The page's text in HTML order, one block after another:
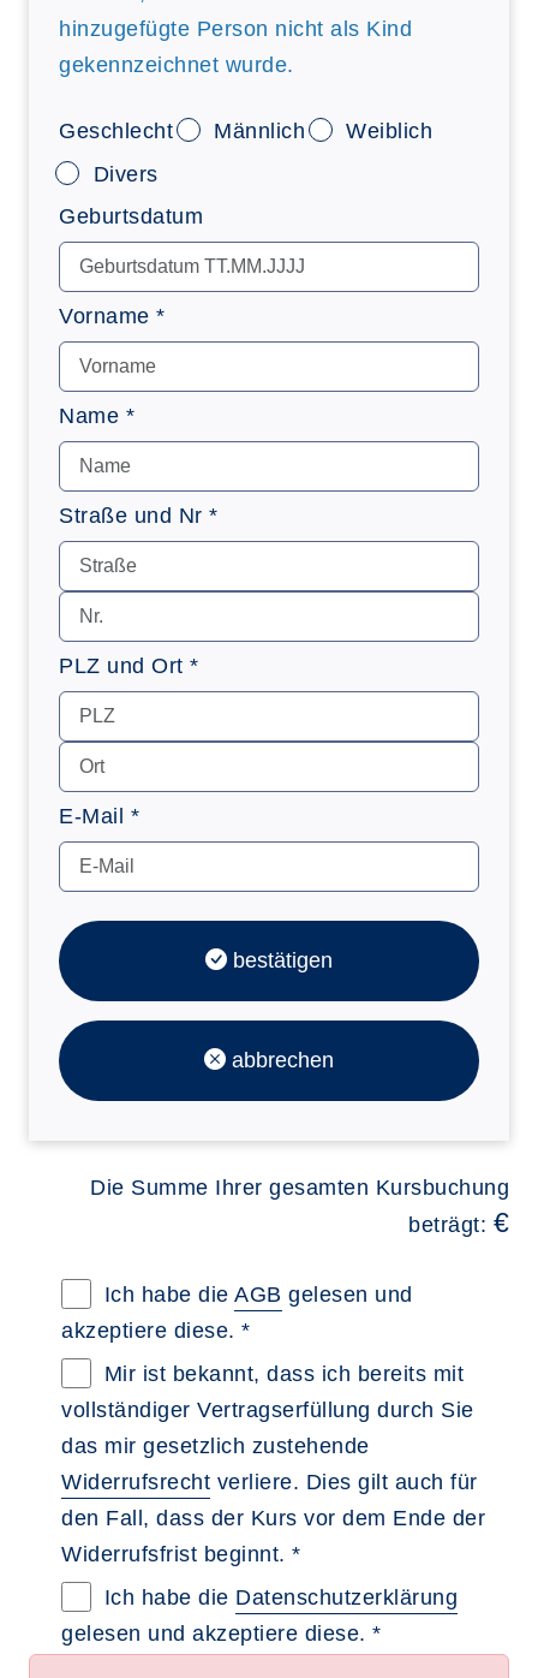
hinzugefügte Person nicht als Kind
gekennzeichnet wurde.
Geschlecht Männlich
Weiblich
Divers
Geburtsdatum
Vorname *
Name *
Straße und Nr *
PLZ und Ort *
E-Mail *
bestätigen
abbrechen
Die Summe Ihrer gesamten Kursbuchung
beträgt: €
Allgemeine Geschäftsbedingungen im
Ich habe die AGB gelesen und
akzeptiere diese. *
Widerrufsbelehrung im neuen Browsertab
Mir ist bekannt, dass ich bereits mit
vollständiger Vertragserfüllung durch Sie
das mir gesetzlich zustehende
Widerrufsrecht verliere. Dies gilt auch für
den Fall, dass der Kurs vor dem Ende der
Widerrufsfrist beginnt. *
Datenschutzerklärung im neuen
Ich habe die Datenschutzerklärung
gelesen und akzeptiere diese. *